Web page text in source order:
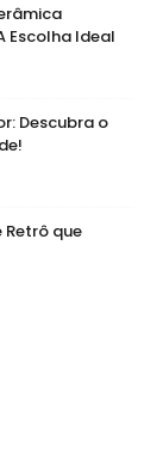
Escolha Ideal
Descubra o
Retrô que